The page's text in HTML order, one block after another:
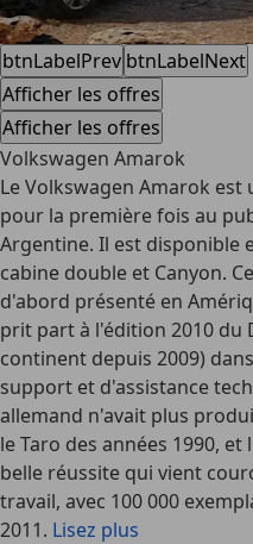
btnLabelPrev btnLabelNext
Afficher les offres
Afficher les offres
Volkswagen Amarok
Le Volkswagen Amarok
pour la première fois au
Argentine. Il est disponible
cabine double et Canyon.
d'abord présenté en
prit part à l'édition 2010 du
continent depuis 2009)
support et d'assistance
allemand n'avait plus
le Taro des années 1990,
belle réussite qui vient
travail, avec 100 000
2011. Lisez plus